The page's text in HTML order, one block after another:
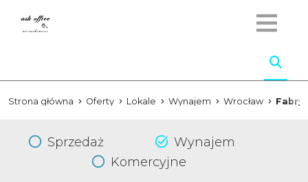
Strona główna Oferty Lokale Wynajem Wrocław
Sprzedaż
Wynajem
Komercyjne